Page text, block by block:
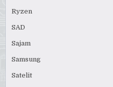
Ryzen
SAD
Sajam
Samsung
Satelit